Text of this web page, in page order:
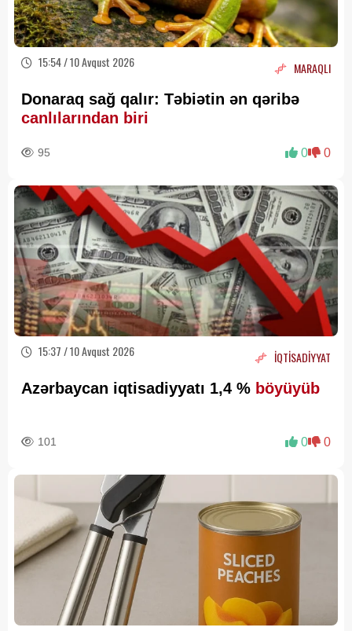
15:54 / 10 Avqust 2026 MARAQLI
Donaraq sağ qalır: Təbiətin ən qəribə
canlılarından biri
95 0 0
15:37 / 10 Avqust 2026 İQTİSADİYYAT
Azərbaycan iqtisadiyyatı 1,4 % böyüyüb
101 0 0